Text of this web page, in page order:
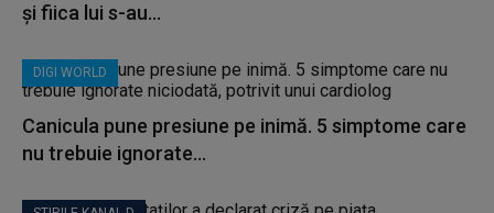
și fiica lui s-au...
DIGI WORLD
Canicula pune presiune pe inimă. 5 simptome care
nu trebuie ignorate...